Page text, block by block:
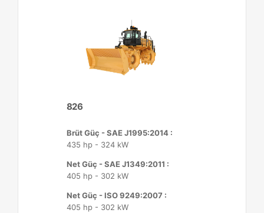
826
Brüt Güç - SAE J1995:2014 :
435 hp - 324 kW
Net Güç - SAE J1349:2011 :
405 hp - 302 kW
Net Güç - ISO 9249:2007 :
405 hp - 302 kW